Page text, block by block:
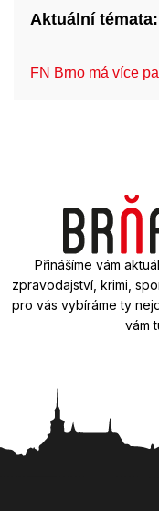
Aktuální témata:
FN Brno má více
Přinášíme vám
zpravodajství, krimi,
pro vás vybíráme ty
vám